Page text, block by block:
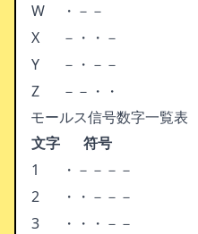
W
・－－
X
－・・－
Y
－・－－
Z
－－・・
モールス信号数字一覧表
文字
符号
1
・－－－－
2
・・－－－
3
・・・－－